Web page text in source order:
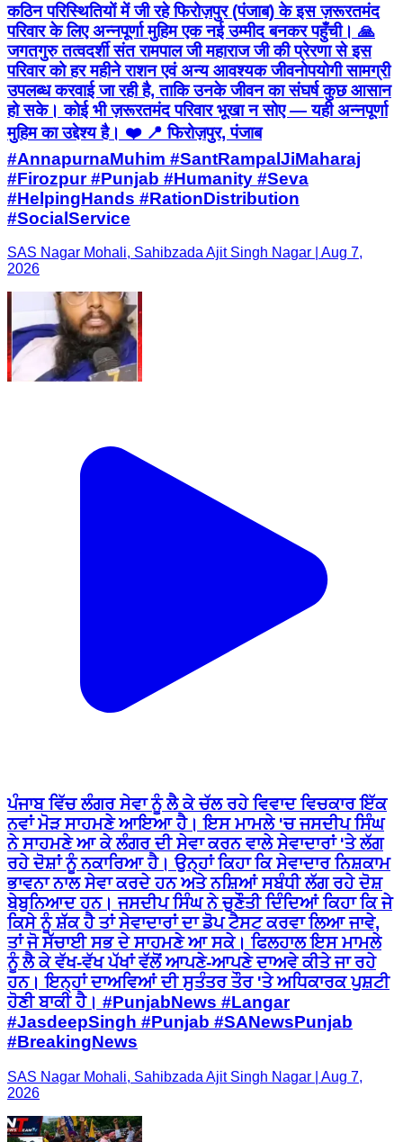
कठिन परिस्थितियों में जी रहे फिरोज़पुर (पंजाब) के इस ज़रूरतमंद
परिवार के लिए अन्नपूर्णा मुहिम एक नई उम्मीद बनकर पहुँची। 🙏
जगतगुरु तत्वदर्शी संत रामपाल जी महाराज जी की प्रेरणा से इस
परिवार को हर महीने राशन एवं अन्य आवश्यक जीवनोपयोगी सामग्री
उपलब्ध करवाई जा रही है, ताकि उनके जीवन का संघर्ष कुछ आसान
हो सके। कोई भी ज़रूरतमंद परिवार भूखा न सोए — यही अन्नपूर्णा
मुहिम का उद्देश्य है। ❤️ 📍 फिरोज़पुर, पंजाब
#AnnapurnaMuhim #SantRampalJiMaharaj
#Firozpur #Punjab #Humanity #Seva
#HelpingHands #RationDistribution
#SocialService
SAS Nagar Mohali, Sahibzada Ajit Singh Nagar | Aug 7,
2026
ਪੰਜਾਬ ਵਿੱਚ ਲੰਗਰ ਸੇਵਾ ਨੂੰ ਲੈ ਕੇ ਚੱਲ ਰਹੇ ਵਿਵਾਦ ਵਿਚਕਾਰ ਇੱਕ
ਨਵਾਂ ਮੋੜ ਸਾਹਮਣੇ ਆਇਆ ਹੈ। ਇਸ ਮਾਮਲੇ 'ਚ ਜਸਦੀਪ ਸਿੰਘ
ਨੇ ਸਾਹਮਣੇ ਆ ਕੇ ਲੰਗਰ ਦੀ ਸੇਵਾ ਕਰਨ ਵਾਲੇ ਸੇਵਾਦਾਰਾਂ 'ਤੇ ਲੱਗ
ਰਹੇ ਦੋਸ਼ਾਂ ਨੂੰ ਨਕਾਰਿਆ ਹੈ। ਉਨ੍ਹਾਂ ਕਿਹਾ ਕਿ ਸੇਵਾਦਾਰ ਨਿਸ਼ਕਾਮ
ਭਾਵਨਾ ਨਾਲ ਸੇਵਾ ਕਰਦੇ ਹਨ ਅਤੇ ਨਸ਼ਿਆਂ ਸਬੰਧੀ ਲੱਗ ਰਹੇ ਦੋਸ਼
ਬੇਬੁਨਿਆਦ ਹਨ। ਜਸਦੀਪ ਸਿੰਘ ਨੇ ਚੁਣੌਤੀ ਦਿੰਦਿਆਂ ਕਿਹਾ ਕਿ ਜੇ
ਕਿਸੇ ਨੂੰ ਸ਼ੱਕ ਹੈ ਤਾਂ ਸੇਵਾਦਾਰਾਂ ਦਾ ਡੋਪ ਟੈਸਟ ਕਰਵਾ ਲਿਆ ਜਾਵੇ,
ਤਾਂ ਜੋ ਸੱਚਾਈ ਸਭ ਦੇ ਸਾਹਮਣੇ ਆ ਸਕੇ। ਫਿਲਹਾਲ ਇਸ ਮਾਮਲੇ
ਨੂੰ ਲੈ ਕੇ ਵੱਖ-ਵੱਖ ਪੱਖਾਂ ਵੱਲੋਂ ਆਪਣੇ-ਆਪਣੇ ਦਾਅਵੇ ਕੀਤੇ ਜਾ ਰਹੇ
ਹਨ। ਇਨ੍ਹਾਂ ਦਾਅਵਿਆਂ ਦੀ ਸੁਤੰਤਰ ਤੌਰ 'ਤੇ ਅਧਿਕਾਰਕ ਪੁਸ਼ਟੀ
ਹੋਣੀ ਬਾਕੀ ਹੈ। #PunjabNews #Langar
#JasdeepSingh #Punjab #SANewsPunjab
#BreakingNews
SAS Nagar Mohali, Sahibzada Ajit Singh Nagar | Aug 7,
2026